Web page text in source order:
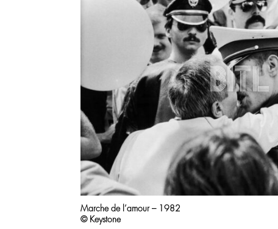
Marche de l’amour – 1982
© Keystone